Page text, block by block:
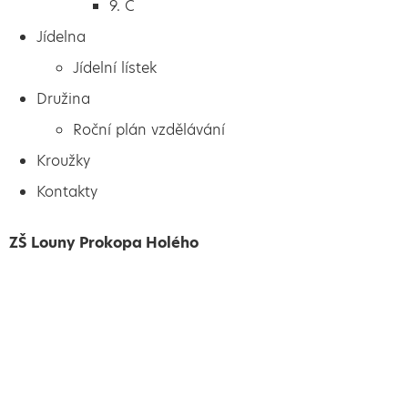
9. C
Jídelna
Jídelní lístek
Družina
Roční plán vzdělávání
Kroužky
Kontakty
ZŠ Louny Prokopa Holého